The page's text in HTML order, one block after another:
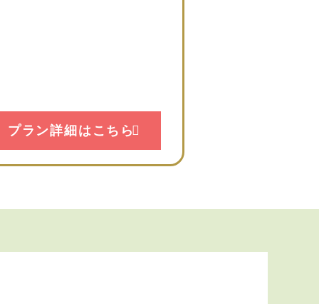
プラン詳細はこちら